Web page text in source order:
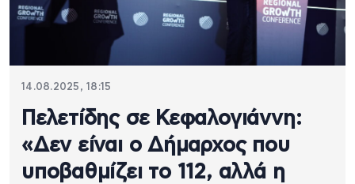
14.08.2025, 18:15
Πελετίδης σε Κεφαλογιάννη:
«Δεν είναι ο Δήμαρχος που
υποβαθμίζει το 112, αλλά η